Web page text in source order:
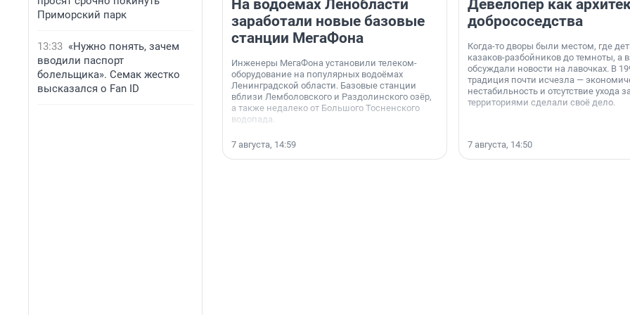
Приморский парк
13:33 «Нужно понять, зачем
вводили паспорт
болельщика». Семак жестко
высказался о Fan ID
На водоёмах Ленобласти
заработали новые базовые
станции МегаФона
Инженеры МегаФона установили телеком-
оборудование на популярных водоёмах
Ленинградской области. Базовые станции
вблизи Лемболовского и Раздолинского озёр,
а также недалеко от Большого Тосненского
водопада.
7 августа, 14:59
Девелопер как
добрососедства
Когда-то дворы были местом, где
казаков-разбойников до темноты, а
обсуждали новости на лавочках. В
традиция почти исчезла —
нестабильность и отсутствие ухода
территориями сделали своё дело.
7 августа, 14:50